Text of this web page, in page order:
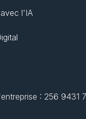
l'IA
: 256